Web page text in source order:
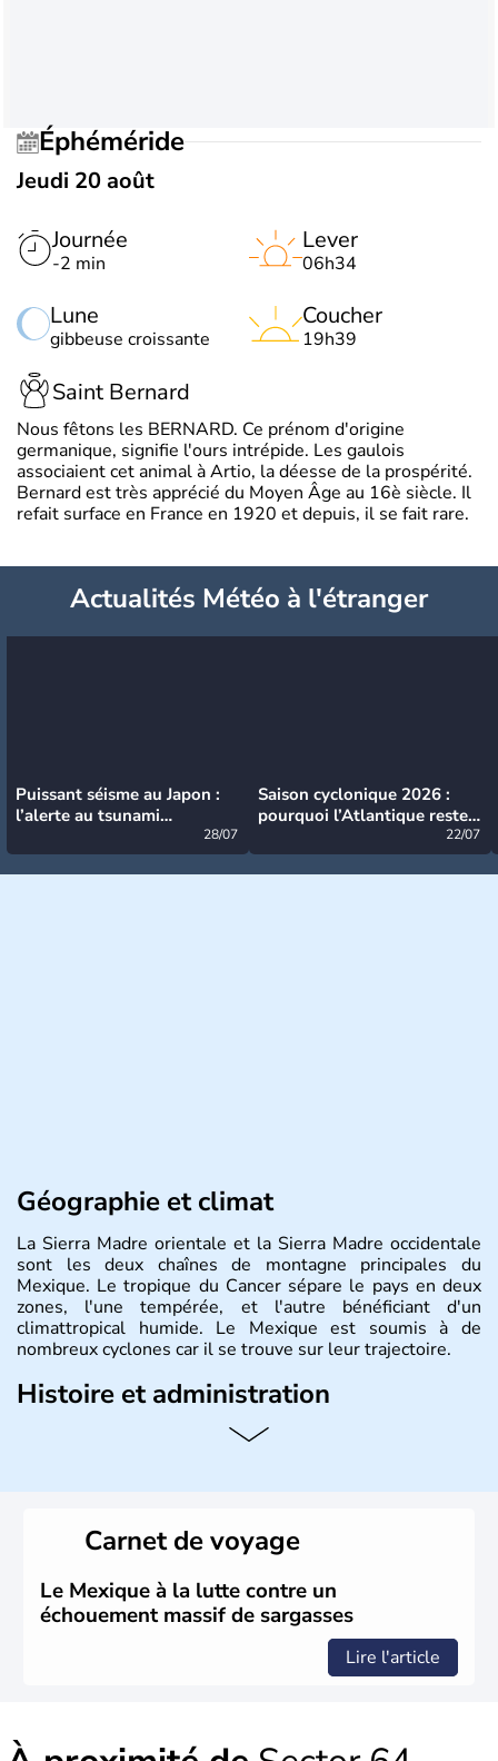
Éphéméride
Jeudi 20 août
Journée
-2 min
Lune
gibbeuse croissante
Lever
06h34
Coucher
19h39
Saint Bernard
Nous fêtons les BERNARD. Ce prénom d'origine
germanique, signifie l'ours intrépide. Les gaulois
associaient cet animal à Artio, la déesse de la prospérité.
Bernard est très apprécié du Moyen Âge au 16è siècle. Il
refait surface en France en 1920 et depuis, il se fait rare.
Actualités Météo à l'étranger
Puissant séisme au Japon :
l’alerte au tsunami
28/07
Saison cyclonique 2026 :
pourquoi l’Atlantique reste
22/07
Géographie et climat
La Sierra Madre orientale et la Sierra Madre occidentale
sont les deux chaînes de montagne principales du
Mexique. Le tropique du Cancer sépare le pays en deux
zones, l'une tempérée, et l'autre bénéficiant d'un
climattropical humide. Le Mexique est soumis à de
nombreux cyclones car il se trouve sur leur trajectoire.
Histoire et administration
Bordé au Sud par le Guatemala et le Belize, le Mexique
Carnet de voyage
Le Mexique à la lutte contre un
échouement massif de sargasses
Lire l'article